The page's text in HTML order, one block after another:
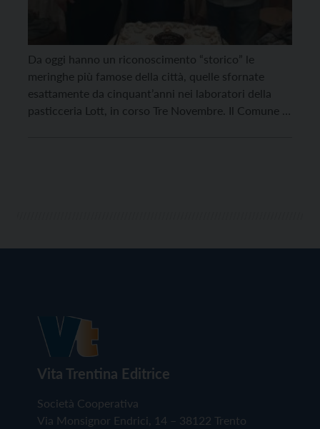
Da oggi hanno un riconoscimento “storico” le
meringhe più famose della città, quelle sfornate
esattamente da cinquant’anni nei laboratori della
pasticceria Lott, in corso Tre Novembre. Il Comune di
Vita Trentina Editrice
Società Cooperativa
Via Monsignor Endrici, 14 – 38122 Trento